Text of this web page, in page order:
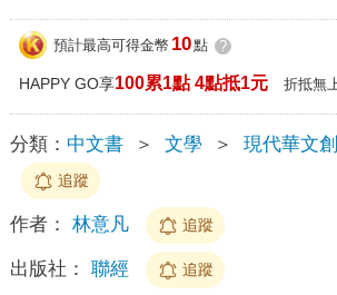
預計最高可得金幣 10點 ?
HAPPY GO享100累1點 4點抵1元 折抵無
分類： 中文書 ＞ 文學 ＞ 現代華文
追蹤
作者： 林意凡 追蹤
出版社： 聯經 追蹤